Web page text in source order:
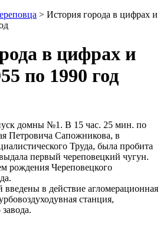
> История города в цифрах и
в цифрах и
по 1990 год
домны №1. В 15 час. 25 мин. по
Петровича Сапожникова, в
Труда, была пробита
первый череповецкий чугун.
рождения Череповецкого
в действие агломерационная
станция,